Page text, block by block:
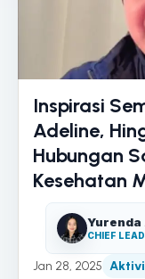
Inspirasi
Adeline,
Hubungan
Kesehatan
Yurenda
CHIEF
Jan 28, 2025